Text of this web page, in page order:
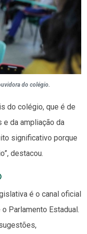
do colégio.
do colégio, que é de
da ampliação da
significativo porque
destacou.
é o canal oficial
Parlamento Estadual.